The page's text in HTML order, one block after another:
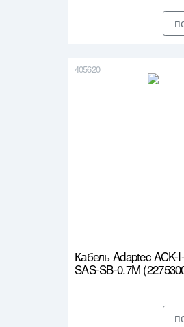
405620
Кабель Adaptec ACK-
SAS-SB-0.7M